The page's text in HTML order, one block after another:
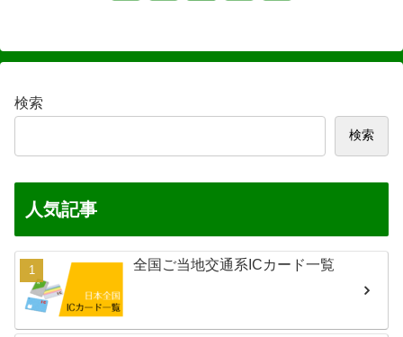
検索
検索
人気記事
全国ご当地交通系ICカード一覧